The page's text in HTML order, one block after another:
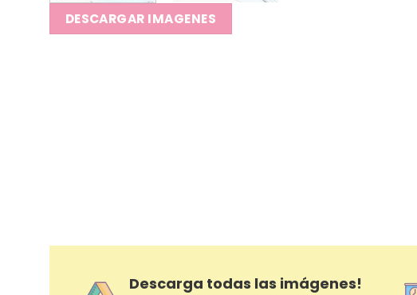
DESCARGAR IMAGENES
Descarga todas las imágenes!